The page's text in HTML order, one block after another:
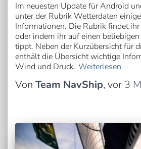
Im neuesten Update für Android
unter der Rubrik Wetterdaten
Informationen. Die Rubrik findet
oder indem ihr auf einen
tippt. Neben der Kurzübersicht für
enthält die Übersicht wichtige
Wind und Druck. Weiterlesen
Von Team NavShip, vor 3